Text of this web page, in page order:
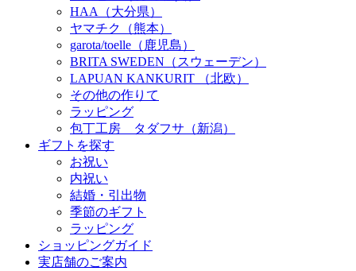
HAA（大分県）
ヤマチク（熊本）
garota/toelle（鹿児島）
BRITA SWEDEN（スウェーデン）
LAPUAN KANKURIT （北欧）
その他の作りて
ラッピング
包丁工房 タダフサ（新潟）
ギフトを探す
お祝い
内祝い
結婚・引出物
季節のギフト
ラッピング
ショッピングガイド
実店舗のご案内